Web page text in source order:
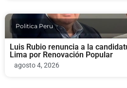
Politica Peru
Luis Rubio renuncia a la
Lima por Renovación Popular
agosto 4, 2026